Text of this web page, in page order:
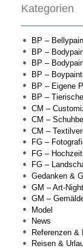
Kategorien
BP –
BP –
BP –
BP –
BP – Eigene
BP –
CM –
CM –
CM –
FG –
FG –
FG –
Gedanken &
GM – Art-Night
GM –
Model
News
Referenzen &
Reisen &